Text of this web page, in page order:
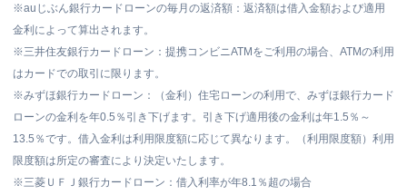
※auじぶん銀行カードローンの毎月の返済額：返済額は借入金額および適用
金利によって算出されます。
※三井住友銀行カードローン：提携コンビニATMをご利用の場合、ATMの利用
はカードでの取引に限ります。
※みずほ銀行カードローン：（金利）住宅ローンの利用で、みずほ銀行カード
ローンの金利を年0.5％引き下げます。引き下げ適用後の金利は年1.5％～
13.5％です。借入金利は利用限度額に応じて異なります。（利用限度額）利用
限度額は所定の審査により決定いたします。
※三菱ＵＦＪ銀行カードローン：借入利率が年8.1％超の場合